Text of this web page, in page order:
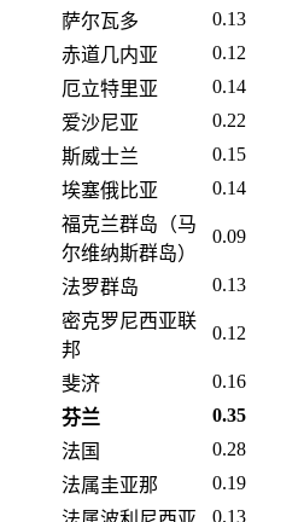
萨尔瓦多
0.13
赤道几内亚
0.12
厄立特里亚
0.14
爱沙尼亚
0.22
斯威士兰
0.15
埃塞俄比亚
0.14
福克兰群岛（马
尔维纳斯群岛）
0.09
法罗群岛 0.13
密克罗尼西亚联
邦
0.12
斐济 0.16
芬兰
0.35
法国
0.28
法属圭亚那
0.19
0.13